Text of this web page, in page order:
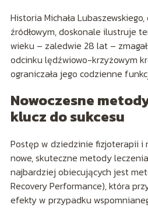
Historia Michała
źródłowym, doskonale ilustruje
wieku – zaledwie 28 lat –
odcinku lędźwiowo-krzyżowym
ograniczała jego codzienne
Nowoczesne
klucz do sukcesu
Postęp w dziedzinie fizjoterapii i
nowe, skuteczne metody
najbardziej obiecujących jest
Recovery Performance), która
efekty w przypadku